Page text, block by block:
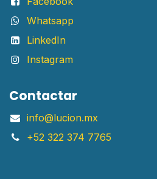
Whatsapp
LinkedIn
Instagram
Contactar
info@lucion.mx
+52 322 374 7765